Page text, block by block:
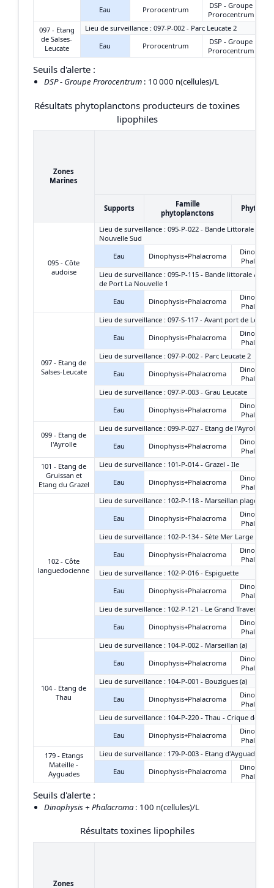
Eau
Prorocentrum
DSP - Groupe
Prorocentrum
097 - Etang
de Salses-
Leucate
Lieu de surveillance : 097-P-002 - Parc Leucate 2
Eau
Prorocentrum
DSP - Groupe
Prorocentrum
Seuils d'alerte :
DSP - Groupe Prorocentrum : 10 000 n(cellules)/L
Résultats phytoplanctons producteurs de toxines
lipophiles
Zones
Marines
Supports
Famille
phytoplanctons
095 - Côte
audoise
Lieu de surveillance : 095-P-022 - Bande Littorale -
Nouvelle Sud
Eau
Dinophysis+Phalacroma
Lieu de surveillance : 095-P-115 - Bande littorale Aude
de Port La Nouvelle 1
Eau
Dinophysis+Phalacroma
097 - Etang de
Salses-Leucate
Lieu de surveillance : 097-S-117 - Avant port de
Eau
Dinophysis+Phalacroma
Lieu de surveillance : 097-P-002 - Parc Leucate 2
Eau
Dinophysis+Phalacroma
Lieu de surveillance : 097-P-003 - Grau Leucate
Eau
Dinophysis+Phalacroma
099 - Etang de
l'Ayrolle
Lieu de surveillance : 099-P-027 - Etang de l'Ayrolle -
Eau
Dinophysis+Phalacroma
101 - Etang de
Gruissan et
Etang du Grazel
Lieu de surveillance : 101-P-014 - Grazel - Ile
Eau
Dinophysis+Phalacroma
102 - Côte
languedocienne
Lieu de surveillance : 102-P-118 - Marseillan plage-est
Eau
Dinophysis+Phalacroma
Lieu de surveillance : 102-P-134 - Sète Mer Large
Eau
Dinophysis+Phalacroma
Lieu de surveillance : 102-P-016 - Espiguette
Eau
Dinophysis+Phalacroma
Lieu de surveillance : 102-P-121 - Le Grand Travers
Eau
Dinophysis+Phalacroma
104 - Etang de
Thau
Lieu de surveillance : 104-P-002 - Marseillan (a)
Eau
Dinophysis+Phalacroma
Lieu de surveillance : 104-P-001 - Bouzigues (a)
Eau
Dinophysis+Phalacroma
Lieu de surveillance : 104-P-220 - Thau - Crique de
Eau
Dinophysis+Phalacroma
179 - Etangs
Mateille -
Ayguades
Lieu de surveillance : 179-P-003 - Etang d'Ayguades -
Eau
Dinophysis+Phalacroma
Seuils d'alerte :
Dinophysis + Phalacroma : 100 n(cellules)/L
Résultats toxines lipophiles
Zones